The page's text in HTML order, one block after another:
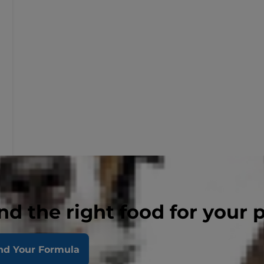
the right food for your
Your Formula